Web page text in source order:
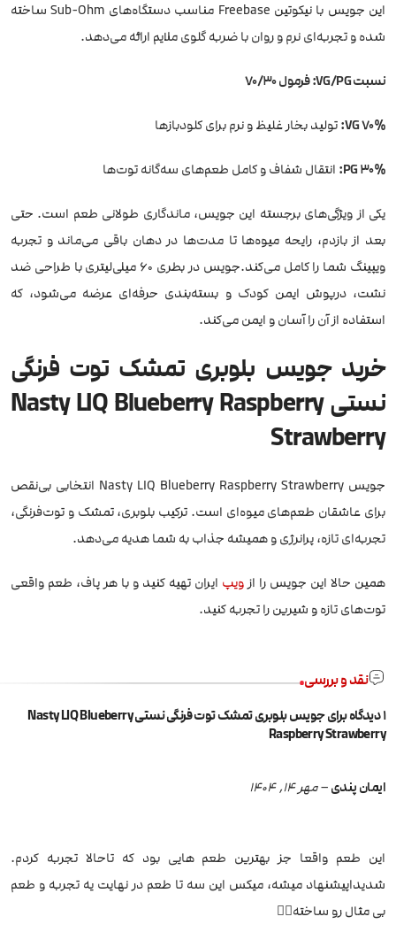
این جویس با نیکوتین Freebase مناسب دستگاه‌های Sub-Ohm ساخته
شده و تجربه‌ای نرم و روان با ضربه گلوی ملایم ارائه می‌دهد.
نسبت VG/PG: فرمول 70/30
70% VG: تولید بخار غلیظ و نرم برای کلودبازها
30% PG: انتقال شفاف و کامل طعم‌های سه‌گانه توت‌ها
یکی از ویژگی‌های برجسته این جویس، ماندگاری طولانی طعم است. حتی
بعد از بازدم، رایحه میوه‌ها تا مدت‌ها در دهان باقی می‌ماند و تجربه
ویپینگ شما را کامل می‌کند.جویس در بطری ۶۰ میلی‌لیتری با طراحی ضد
نشت، درپوش ایمن کودک و بسته‌بندی حرفه‌ای عرضه می‌شود، که
استفاده از آن را آسان و ایمن می‌کند.
خرید جویس بلوبری تمشک توت فرنگی
نستی Nasty LIQ Blueberry Raspberry
Strawberry
جویس Nasty LIQ Blueberry Raspberry Strawberry انتخابی بی‌نقص
برای عاشقان طعم‌های میوه‌ای است. ترکیب بلوبری، تمشک و توت‌فرنگی،
تجربه‌ای تازه، پرانرژی و همیشه جذاب به شما هدیه می‌دهد.
همین حالا این جویس را ازویپ ایران تهیه کنید و با هر پاف، طعم واقعی
توت‌های تازه و شیرین را تجربه کنید.
نقد و بررسی
1 دیدگاه برای
جویس بلوبری تمشک توت فرنگی نستی Nasty LIQ Blueberry
Raspberry Strawberry
ایمان پندی–مهر 14, 1404
این طعم واقعا جز بهترین طعم هایی بود که تاحالا تجربه کردم.
شدیداپیشنهاد میشه، میکس این سه تا طعم در نهایت یه تجربه و طعم
بی مثال رو ساخته👌🏻